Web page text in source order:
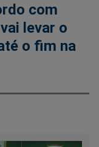
com
levar o
o fim na